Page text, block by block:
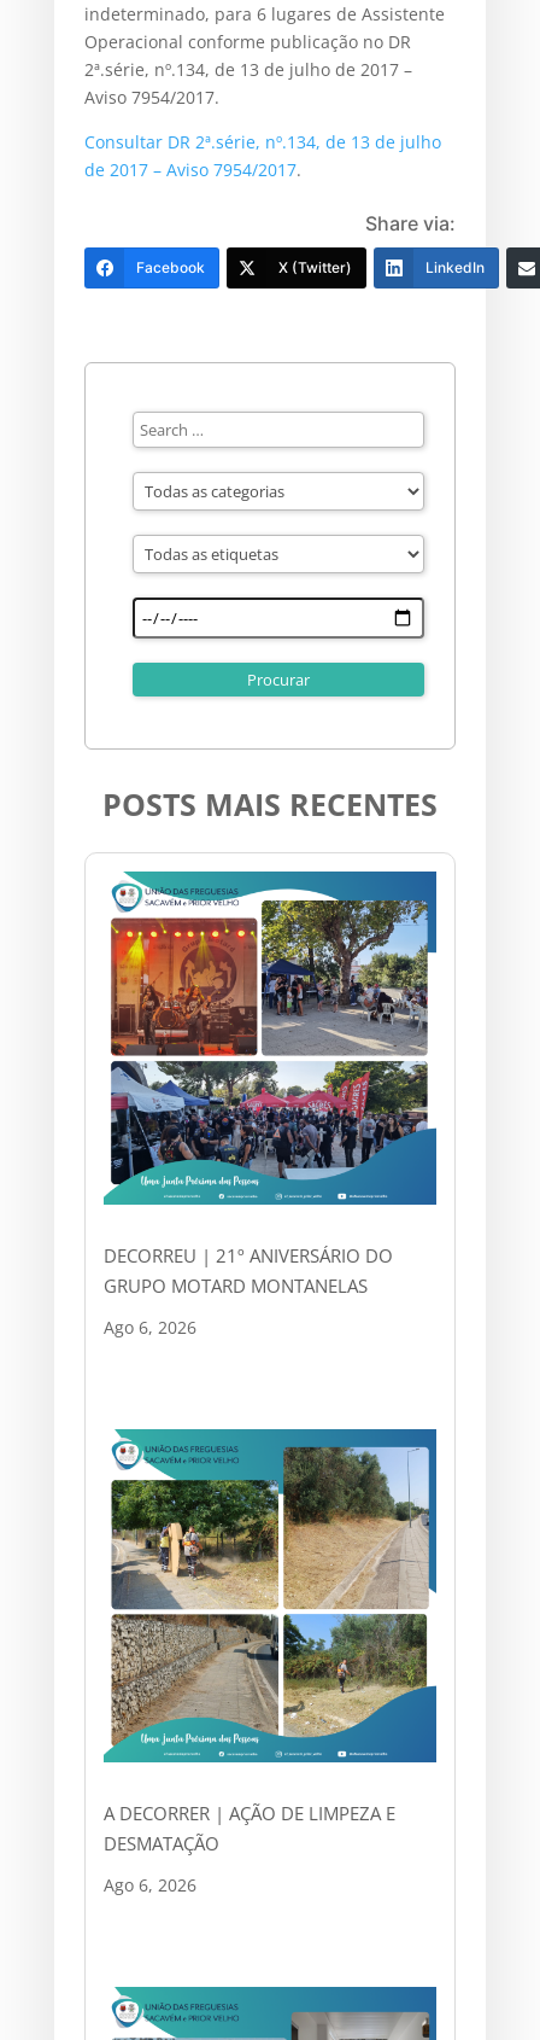
indeterminado, para 6 lugares de Assistente
Operacional conforme publicação no DR
2ª.série, nº.134, de 13 de julho de 2017 –
Aviso 7954/2017.
Consultar DR 2ª.série, nº.134, de 13 de julho
de 2017 – Aviso 7954/2017.
Share via:
Facebook X (Twitter) LinkedIn
POSTS MAIS RECENTES
DECORREU | 21º ANIVERSÁRIO DO
GRUPO MOTARD MONTANELAS
Ago 6, 2026
A DECORRER | AÇÃO DE LIMPEZA E
DESMATAÇÃO
Ago 6, 2026